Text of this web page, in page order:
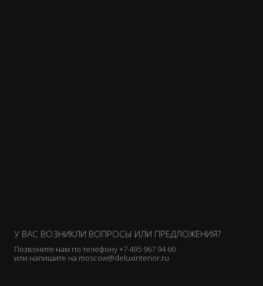
У ВАС ВОЗНИКЛИ ВОПРОСЫ ИЛИ ПРЕДЛОЖЕНИЯ?
Позвоните нам по телефону+7 495 967 94 60
или напишите на moscow@deluxinterior.ru